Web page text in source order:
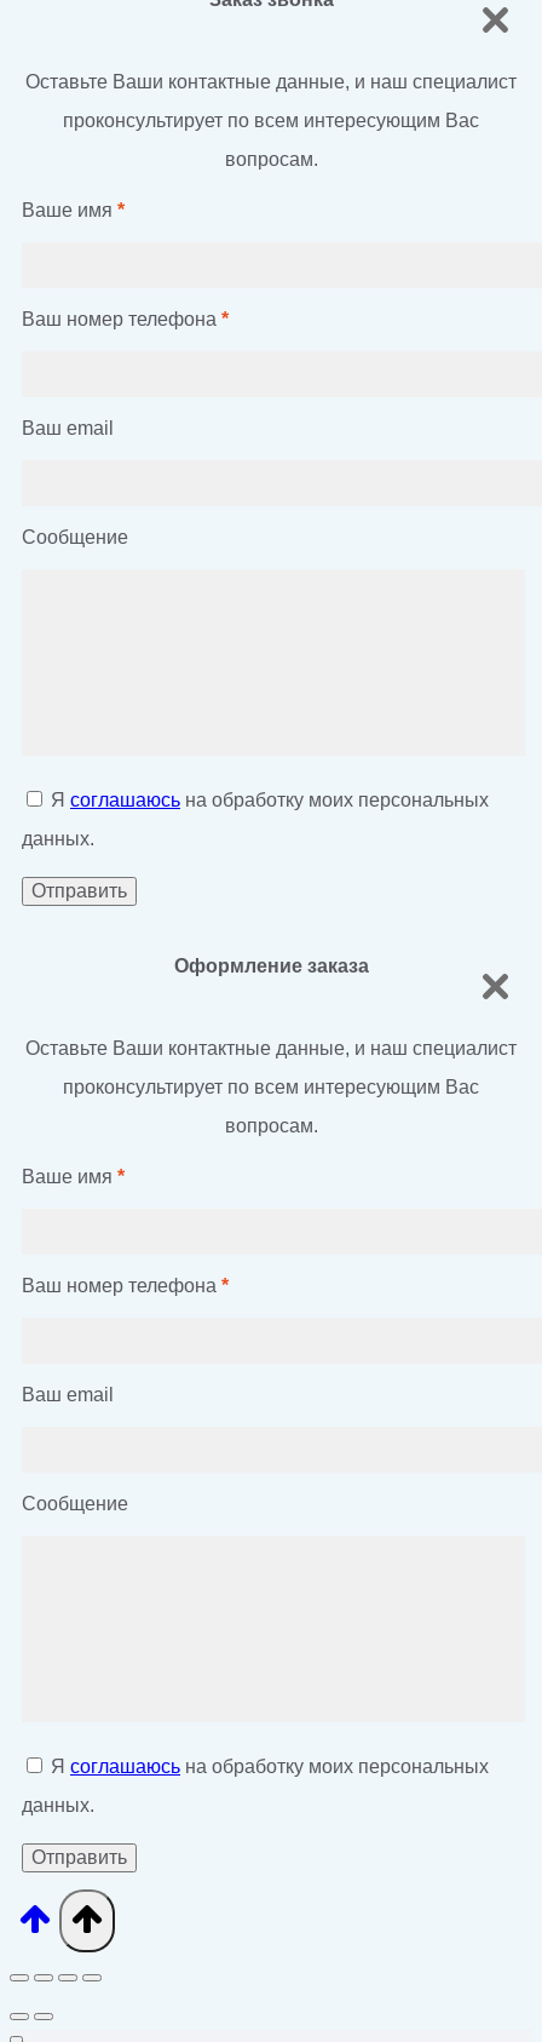
Оставьте Ваши контактные данные, и наш специалист
проконсультирует по всем интересующим Вас
вопросам.
Ваше имя *
Ваш номер телефона *
Ваш email
Сообщение
Я соглашаюсь на обработку моих персональных
данных.
Оформление заказа
Оставьте Ваши контактные данные, и наш специалист
проконсультирует по всем интересующим Вас
вопросам.
Ваше имя *
Ваш номер телефона *
Ваш email
Сообщение
Я соглашаюсь на обработку моих персональных
данных.